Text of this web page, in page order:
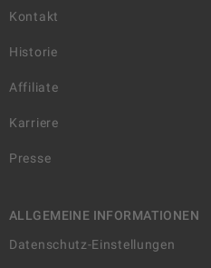
Kontakt
Historie
Affiliate
Karriere
Presse
ALLGEMEINE INFORMATIONEN
Datenschutz-Einstellungen